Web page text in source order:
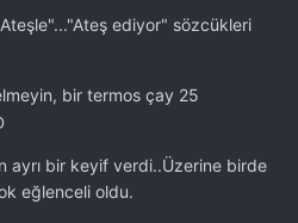
ediyor" sözcükleri
bir termos çay 25
ayrı bir keyif verdi..Üzerine birde
eğlenceli oldu.